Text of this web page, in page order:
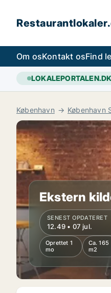
Om osKontakt osFind
København København
Ekstern
SENEST OPDATERET
12.49 • 07 jul.
Oprettet 1
mo
Ca. 165
m2